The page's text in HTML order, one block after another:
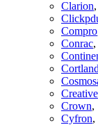
Clarion,
Compro
Conrac,
Cortland
Creative
Crown,
Cyfron,